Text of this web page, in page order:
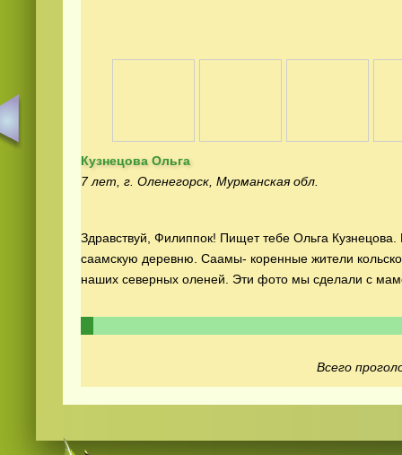
Кузнецова Ольга
7 лет, г. Оленегорск, Мурманская обл.
Здравствуй, Филиппок! Пищет тебе Ольга
саамскую деревню. Саамы- коренные жители
наших северных оленей. Эти фото мы сделали с
Всего